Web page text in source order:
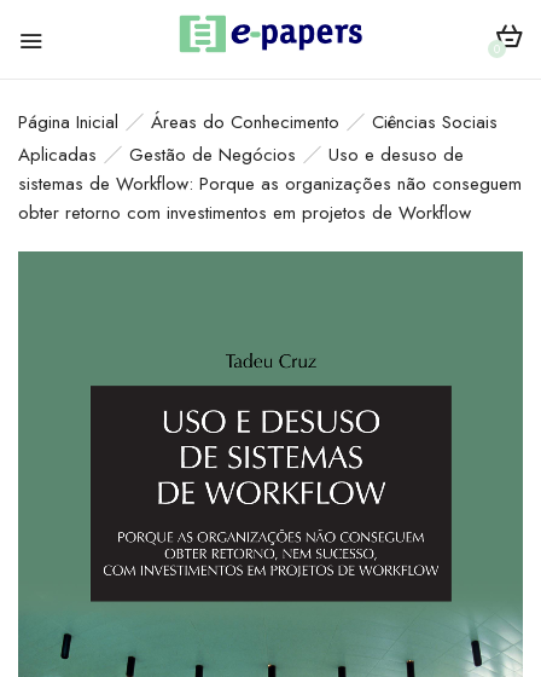
0
Página Inicial Áreas do Conhecimento
Ciências Sociais
Aplicadas
Gestão de Negócios
Uso e desuso de
sistemas de Workflow: Porque as organizações não conseguem
obter retorno com investimentos em projetos de Workflow